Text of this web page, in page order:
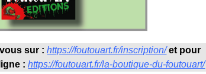
sur : https://foutouart.fr/inscription/ et pour
: https://foutouart.fr/la-boutique-du-foutouart/